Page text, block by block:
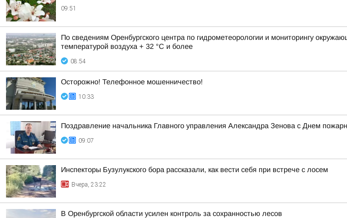
09:51
По сведениям Оренбургского центра по гидрометеорологии и мониторингу
температурой воздуха + 32 °C и более
08:54
Осторожно! Телефонное мошенничество!
10:33
Поздравление начальника Главного управления Александра Зенова с Днем
09:07
Инспекторы Бузулукского бора рассказали, как вести себя при встрече с лосем
Вчера, 23:22
В Оренбургской области усилен контроль за сохранностью лесов